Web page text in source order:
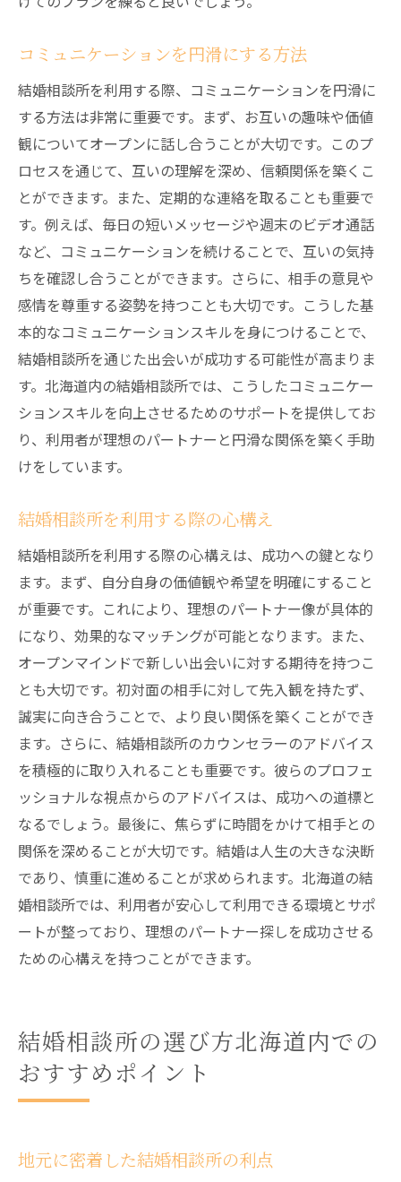
コミュニケーションを円滑にする方法
結婚相談所を利用する際、コミュニケーションを円滑に
する方法は非常に重要です。まず、お互いの趣味や価値
観についてオープンに話し合うことが大切です。このプ
ロセスを通じて、互いの理解を深め、信頼関係を築くこ
とができます。また、定期的な連絡を取ることも重要で
す。例えば、毎日の短いメッセージや週末のビデオ通話
など、コミュニケーションを続けることで、互いの気持
ちを確認し合うことができます。さらに、相手の意見や
感情を尊重する姿勢を持つことも大切です。こうした基
本的なコミュニケーションスキルを身につけることで、
結婚相談所を通じた出会いが成功する可能性が高まりま
す。北海道内の結婚相談所では、こうしたコミュニケー
ションスキルを向上させるためのサポートを提供してお
り、利用者が理想のパートナーと円滑な関係を築く手助
けをしています。
結婚相談所を利用する際の心構え
結婚相談所を利用する際の心構えは、成功への鍵となり
ます。まず、自分自身の価値観や希望を明確にすること
が重要です。これにより、理想のパートナー像が具体的
になり、効果的なマッチングが可能となります。また、
オープンマインドで新しい出会いに対する期待を持つこ
とも大切です。初対面の相手に対して先入観を持たず、
誠実に向き合うことで、より良い関係を築くことができ
ます。さらに、結婚相談所のカウンセラーのアドバイス
を積極的に取り入れることも重要です。彼らのプロフェ
ッショナルな視点からのアドバイスは、成功への道標と
なるでしょう。最後に、焦らずに時間をかけて相手との
関係を深めることが大切です。結婚は人生の大きな決断
であり、慎重に進めることが求められます。北海道の結
婚相談所では、利用者が安心して利用できる環境とサポ
ートが整っており、理想のパートナー探しを成功させる
ための心構えを持つことができます。
結婚相談所の選び方北海道内での
おすすめポイント
地元に密着した結婚相談所の利点